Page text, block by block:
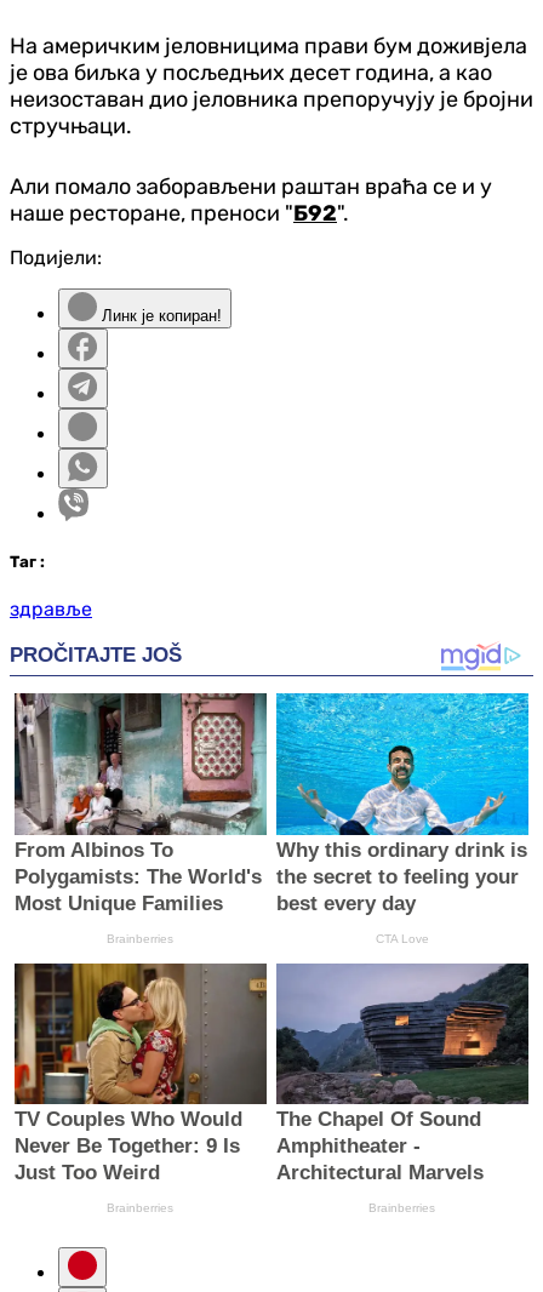
На америчким јеловницима прави бум доживјела
је ова биљка у посљедњих десет година, а као
неизоставан дио јеловника препоручују је бројни
стручњаци.
Али помало заборављени раштан враћа се и у
наше ресторане, преноси "Б92".
Подијели:
Линк је копиран!
Таг :
здравље